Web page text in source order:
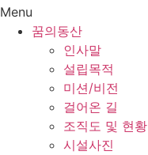
Menu
꿈의동산
인사말
설립목적
미션/비전
걸어온 길
조직도 및 현황
시설사진